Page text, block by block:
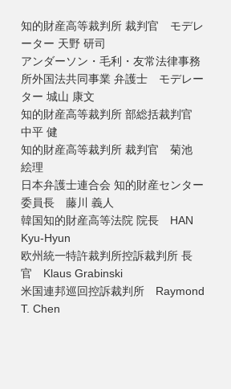
知的財産高等裁判所 裁判官 モデレ
ーター 天野 研司
アンダーソン・毛利・友常法律事務
所外国法共同事業 弁護士 モデレー
ター 城山 康文
知的財産高等裁判所 部総括裁判官
中平 健
知的財産高等裁判所 裁判官 菊池
絵理
日本弁護士連合会 知的財産センター
委員長 藤川 義人
韓国知的財産高等法院 院長 HAN
Kyu-Hyun
欧州統一特許裁判所控訴裁判所 長
官 Klaus Grabinski
米国連邦巡回控訴裁判所 Raymond
T. Chen